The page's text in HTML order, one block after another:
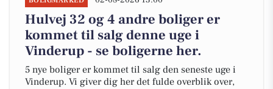
Hulvej 32 og 4 andre boliger er
kommet til salg denne uge i
Vinderup - se boligerne her.
5 nye boliger er kommet til salg den seneste uge i
Vinderup. Vi giver dig her det fulde overblik over,